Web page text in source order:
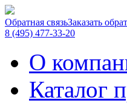
Обратная связьЗаказать
8 (495) 477-33-20
О
Каталог